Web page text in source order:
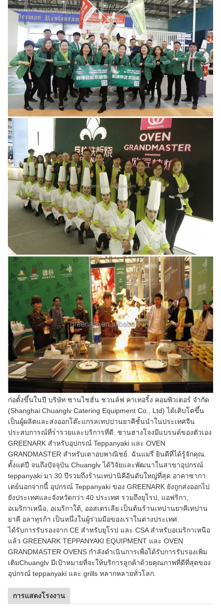
ก่อตั้งขึ้นในปี บริษัท ซานไชฮั่น ชวนล์ฟ คาเทอริ้ง คอมพิวเตอร์ จํากัด
(Shanghai Chuanglv Catering Equipment Co., Ltd) ได้เติบโตขึ้น
เป็นผู้ผลิตและส่งออกโต๊ะแกรลเทปปานยาคีชั้นนําในประเทศจีน
ประสบการณ์ที่ร่ํารวยและบริการที่ดี. ชานฮางโจงมีแบรนด์ของตัวเอง
GREENARK สําหรับอุปกรณ์ Teppanyaki และ OVEN
GRANDMASTER สําหรับเตาอบพาณิชย์. ฉันแมรี่ ยินดีที่ได้รู้จักคุณ.
ตั้งแต่ปี จนถึงปัจจุบัน Chuanglv ได้วิจัยและพัฒนาในสาขาอุปกรณ์
teppanyaki มา 30 ปีรวมถึงร้านเทปานิคีอันดับใหญ่ที่สุด อาคาซากา
เตย์นอกจากนี้ อุปกรณ์ Teppanyaki ของ GREENARK ยังถูกส่งออกไป
ยังประเทศและจังหวัดกว่า 40 ประเทศ รวมถึงยุโรป, แอฟริกา,
อเมริกาเหนือ, อเมริกาใต้, ออสเตรเลีย เป็นต้นร้านเทปานยาคีเทปาน
ยาคี อลาทุรก้า เป็นหนึ่งในผู้ร่วมมือของเราในต่างประเทศ.
ได้รับการรับรองจาก CE สําหรับยุโรป และ CSA สําหรับอเมริกาเหนือ
แล้ว GREENARK TEPPANYAKI EQUIPMENT และ OVEN
GRANDMASTER OVENS กําลังดําเนินการเพื่อได้รับการรับรองเพิ่ม
เติมChuanglv มีเป้าหมายที่จะให้บริการลูกค้าด้วยคุณภาพที่ดีที่สุดของ
อุปกรณ์ teppanyaki และ grills หลากหลายทั่วโลก.
การแสดงโรงงาน